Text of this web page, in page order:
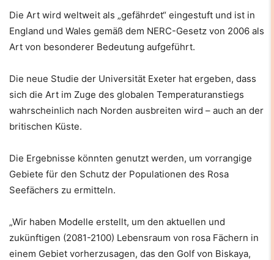
Die Art wird weltweit als „gefährdet“ eingestuft und ist in
England und Wales gemäß dem NERC-Gesetz von 2006 als
Art von besonderer Bedeutung aufgeführt.
Die neue Studie der Universität Exeter hat ergeben, dass
sich die Art im Zuge des globalen Temperaturanstiegs
wahrscheinlich nach Norden ausbreiten wird – auch an der
britischen Küste.
Die Ergebnisse könnten genutzt werden, um vorrangige
Gebiete für den Schutz der Populationen des Rosa
Seefächers zu ermitteln.
„Wir haben Modelle erstellt, um den aktuellen und
zukünftigen (2081-2100) Lebensraum von rosa Fächern in
einem Gebiet vorherzusagen, das den Golf von Biskaya,